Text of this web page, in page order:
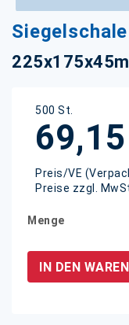
500 St.
Preis/VE
Preise zzgl.
Menge
IN DEN
Zum
Anfang
der
Bildgalerie